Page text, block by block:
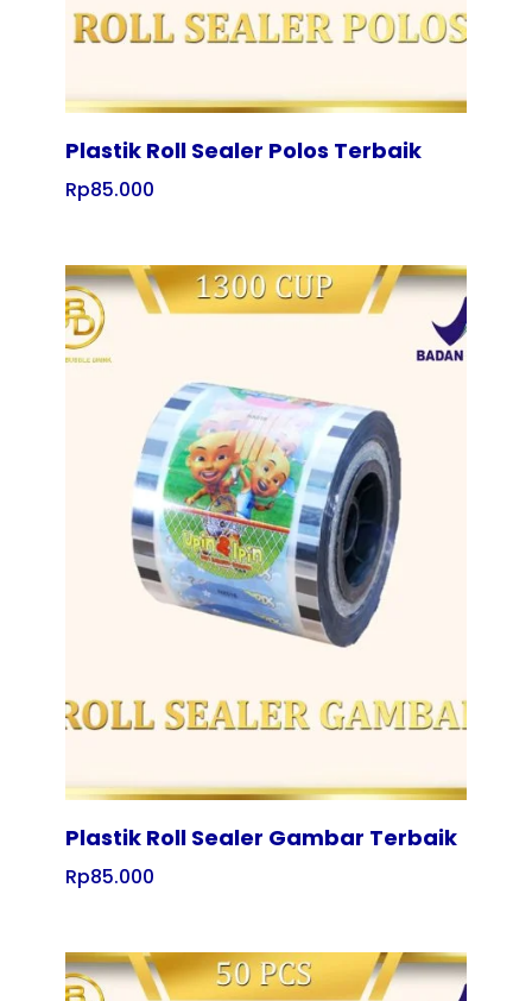
Plastik Roll Sealer Polos Terbaik
Rp85.000
Plastik Roll Sealer Gambar Terbaik
Rp85.000